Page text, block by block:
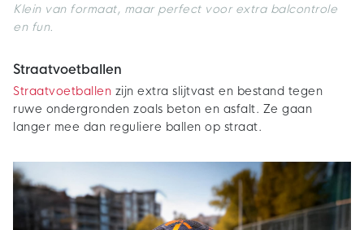
Klein van formaat, maar perfect voor extra balcontrole
en fun.
Straatvoetballen
Straatvoetballen zijn extra slijtvast en bestand tegen
ruwe ondergronden zoals beton en asfalt. Ze gaan
langer mee dan reguliere ballen op straat.